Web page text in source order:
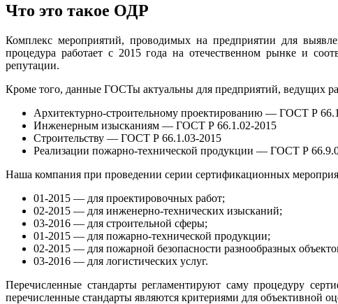
Что это такое ОДР
Комплекс мероприятий, проводимых на предприятии для
процедура работает с 2015 года на отечественном рынке и
репутации.
Кроме того, данные ГОСТы актуальны для предприятий, ведущих
Архитектурно-строительному проектированию — ГОСТ Р
Инженерным изысканиям — ГОСТ Р 66.1.02-2015
Строительству — ГОСТ Р 66.1.03-2015
Реализации пожарно-технической продукции — ГОСТ Р
Наша компания при проведении серии сертификационных
01-2015 — для проектировочных работ;
02-2015 — для инженерно-технических изысканий;
03-2016 — для строительной сферы;
01-2015 — для пожарно-технической продукции;
02-2015 — для пожарной безопасности разнообразных
03-2016 — для логистических услуг.
Перечисленные стандарты регламентируют саму процедуру
перечисленные стандарты являются критериями для объективной